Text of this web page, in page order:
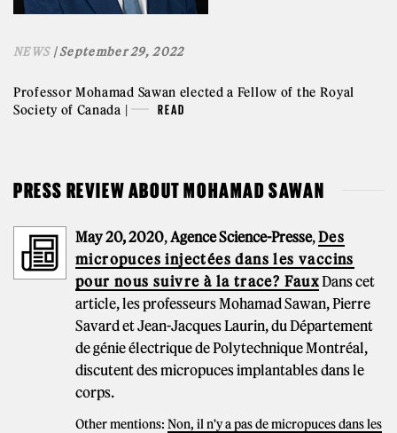
NEWS| September 29, 2022
Professor Mohamad Sawan elected a Fellow of the Royal
Society of Canada |
READ
PRESS REVIEW ABOUT MOHAMAD SAWAN
May 20, 2020,Agence Science-Presse,Des
micropuces injectées dans les vaccins
pour nous suivre à la trace? FauxDans cet
article, les professeurs Mohamad Sawan, Pierre
Savard et Jean-Jacques Laurin, du Département
de génie électrique de Polytechnique Montréal,
discutent des micropuces implantables dans le
corps.
Other mentions: Non, il n'y a pas de micropuces dans les